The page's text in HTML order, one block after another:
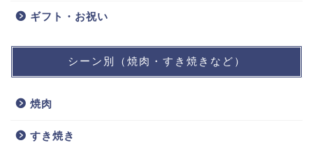
ギフト・お祝い
シーン別（焼肉・すき焼きなど）
焼肉
すき焼き